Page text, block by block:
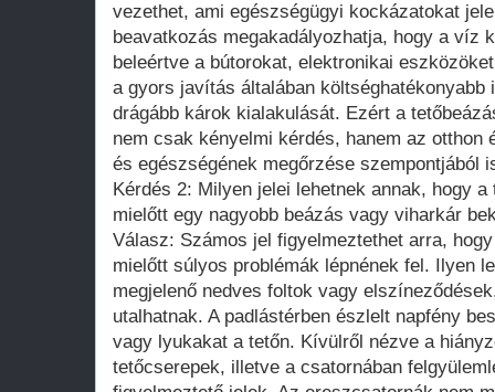
vezethet, ami egészségügyi kockázatokat
beavatkozás megakadályozhatja, hogy a víz
beleértve a bútorokat, elektronikai
a gyors javítás általában költséghatékonyabb
drágább károk kialakulását. Ezért a
nem csak kényelmi kérdés, hanem az otthon
és egészségének megőrzése szempontjából
Kérdés 2: Milyen jelei lehetnek annak, hogy
mielőtt egy nagyobb beázás vagy viharkár
Válasz: Számos jel figyelmeztethet arra,
mielőtt súlyos problémák lépnének fel. Ilyen
megjelenő nedves foltok vagy
utalhatnak. A padlástérben észlelt napfény
vagy lyukakat a tetőn. Kívülről nézve a
tetőcserepek, illetve a csatornában